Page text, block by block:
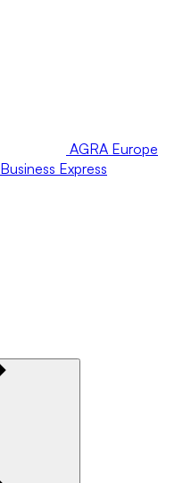
AGRA Europe
Business Express